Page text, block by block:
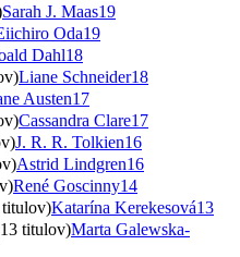
Sarah J. Maas19
Oda19
Dahl18
Liane Schneider18
Austen17
Cassandra Clare17
J. R. R. Tolkien16
Astrid Lindgren16
René Goscinny14
titulov)Katarína Kerekesová13
titulov)Marta Galewska-